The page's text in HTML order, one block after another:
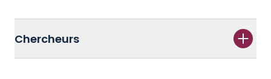
Chercheurs